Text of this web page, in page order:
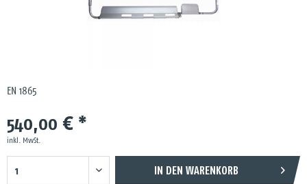
EN 1865
540,00 € *
inkl. MwSt.
IN DEN WARENKORB